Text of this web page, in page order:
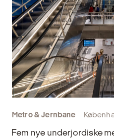
Metro & Jernbane
Fem nye underjordiske